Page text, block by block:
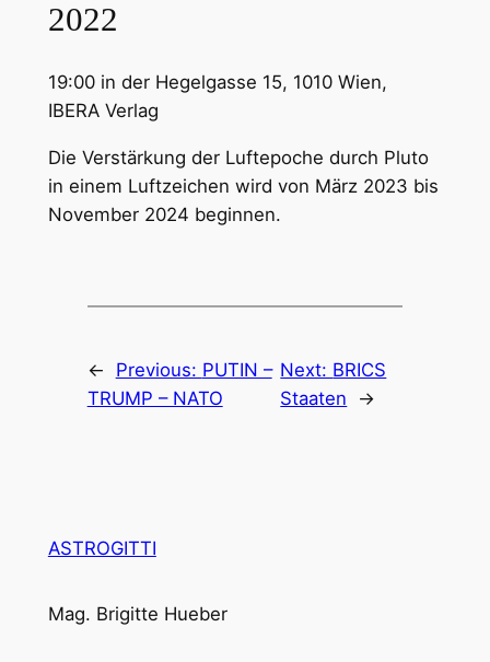
2022
19:00 in der Hegelgasse 15, 1010 Wien,
IBERA Verlag
Die Verstärkung der Luftepoche durch Pluto
in einem Luftzeichen wird von März 2023 bis
November 2024 beginnen.
← Previous: PUTIN –
TRUMP – NATO
Next: BRICS
Staaten
→
ASTROGITTI
Mag. Brigitte Hueber